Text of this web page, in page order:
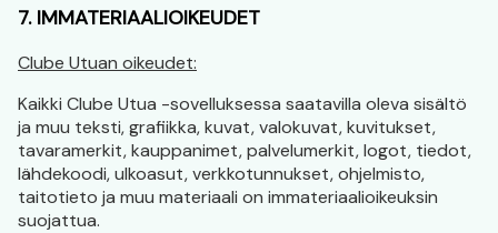
7. IMMATERIAALIOIKEUDET
Clube Utuan oikeudet:
Kaikki Clube Utua -sovelluksessa saatavilla oleva sisältö
ja muu teksti, grafiikka, kuvat, valokuvat, kuvitukset,
tavaramerkit, kauppanimet, palvelumerkit, logot, tiedot,
lähdekoodi, ulkoasut, verkkotunnukset, ohjelmisto,
taitotieto ja muu materiaali on immateriaalioikeuksin
suojattua.